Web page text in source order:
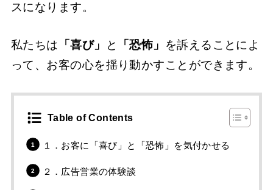
スになります。
私たちは 「喜び」 と 「恐怖」
を訴えることによ
って、お客の心を揺り動かすことができます。
Table of Contents
１．お客に「喜び」と「恐怖」を気付かせる
２．広告営業の体験談